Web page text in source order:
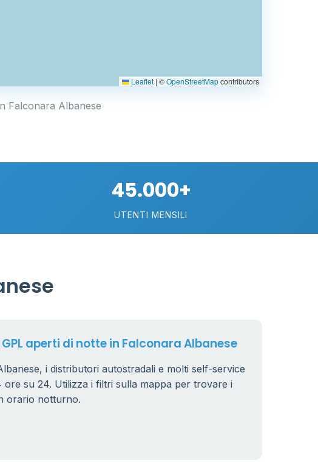
Leaflet | ©OpenStreetMapcontributors
Falconara Albanese
45.000+
UTENTI MENSILI
aperti di notte in Falconara Albanese
i distributori autostradali e molti self-service
ore su 24. Utilizza i filtri sulla mappa per trovare i
orario notturno.